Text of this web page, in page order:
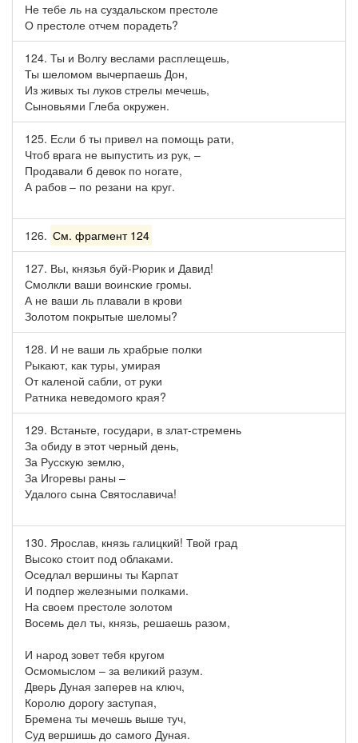
Не тебе ль на суздальском престоле
О престоле отчем порадеть?
124. Ты и Волгу веслами расплещешь,
Ты шеломом вычерпаешь Дон,
Из живых ты луков стрелы мечешь,
Сыновьями Глеба окружен.
125. Если б ты привел на помощь рати,
Чтоб врага не выпустить из рук, –
Продавали б девок по ногате,
А рабов – по резани на круг.
126. См. фрагмент 124
127. Вы, князья буй-Рюрик и Давид!
Смолкли ваши воинские громы.
А не ваши ль плавали в крови
Золотом покрытые шеломы?
128. И не ваши ль храбрые полки
Рыкают, как туры, умирая
От каленой сабли, от руки
Ратника неведомого края?
129. Встаньте, государи, в злат-стремень
За обиду в этот черный день,
За Русскую землю,
За Игоревы раны –
Удалого сына Святославича!
130. Ярослав, князь галицкий! Твой град
Высоко стоит под облаками.
Оседлал вершины ты Карпат
И подпер железными полками.
На своем престоле золотом
Восемь дел ты, князь, решаешь разом,
И народ зовет тебя кругом
Осмомыслом – за великий разум.
Дверь Дуная заперев на ключ,
Королю дорогу заступая,
Бремена ты мечешь выше туч,
Суд вершишь до самого Дуная.